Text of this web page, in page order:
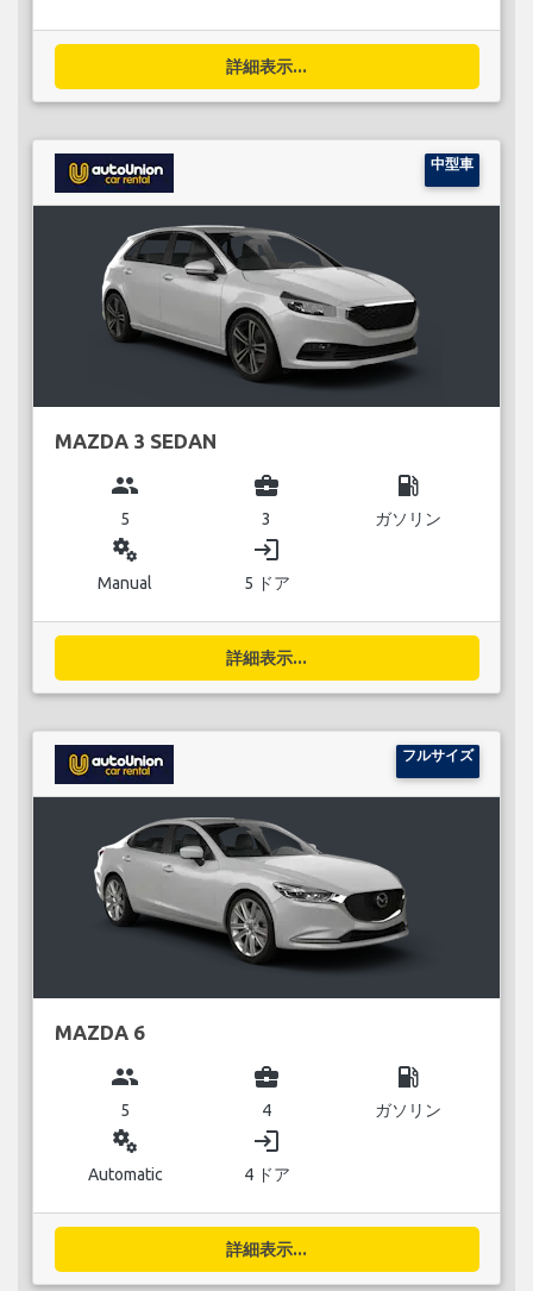
詳細表示...
中型車
MAZDA 3 SEDAN
group
5
business_center
3
local_gas_station
ガソリン
miscellaneous_services
Manual
login
5 ドア
詳細表示...
フルサイズ
MAZDA 6
group
5
business_center
4
local_gas_station
ガソリン
miscellaneous_services
Automatic
login
4 ドア
詳細表示...